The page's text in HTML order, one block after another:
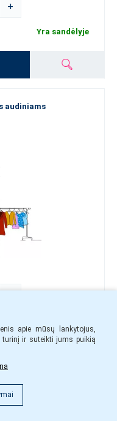
+
Yra sandėlyje
audiniams
automobiliui
apie mūsų lankytojus,
ir suteikti jums puikią